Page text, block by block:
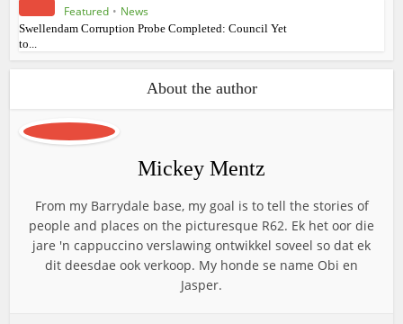
Featured • News
Swellendam Corruption Probe Completed: Council Yet
to...
About the author
Mickey Mentz
From my Barrydale base, my goal is to tell the stories of
people and places on the picturesque R62. Ek het oor die
jare 'n cappuccino verslawing ontwikkel soveel so dat ek
dit deesdae ook verkoop. My honde se name Obi en
Jasper.